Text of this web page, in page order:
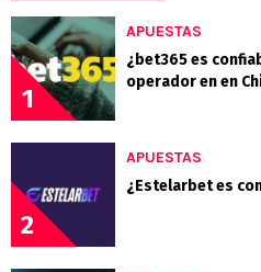
1
APUESTAS
¿bet365 es
operador en en
2
APUESTAS
¿Estelarbet es